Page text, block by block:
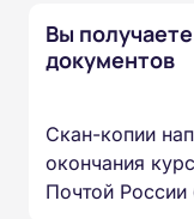
Вы
документов
Скан-копии
окончания
Почтой России